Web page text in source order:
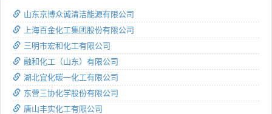
山东京博众诚清洁能源有限公司
上海百金化工集团股份有限公司
三明市宏和化工有限公司
融和化工（山东）有限公司
湖北宜化碳一化工有限公司
东营三协化学股份有限公司
唐山丰实化工有限公司